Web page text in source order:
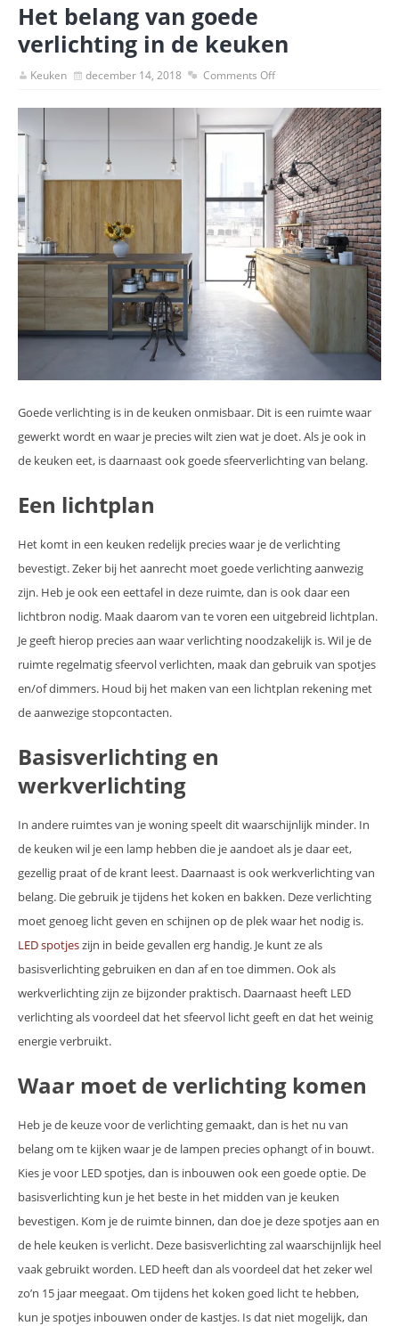
Het belang van goede
verlichting in de keuken
Keuken december 14, 2018 Comments Off
Goede verlichting is in de keuken onmisbaar. Dit is een ruimte waar
gewerkt wordt en waar je precies wilt zien wat je doet. Als je ook in
de keuken eet, is daarnaast ook goede sfeerverlichting van belang.
Een lichtplan
Het komt in een keuken redelijk precies waar je de verlichting
bevestigt. Zeker bij het aanrecht moet goede verlichting aanwezig
zijn. Heb je ook een eettafel in deze ruimte, dan is ook daar een
lichtbron nodig. Maak daarom van te voren een uitgebreid lichtplan.
Je geeft hierop precies aan waar verlichting noodzakelijk is. Wil je de
ruimte regelmatig sfeervol verlichten, maak dan gebruik van spotjes
en/of dimmers. Houd bij het maken van een lichtplan rekening met
de aanwezige stopcontacten.
Basisverlichting en
werkverlichting
In andere ruimtes van je woning speelt dit waarschijnlijk minder. In
de keuken wil je een lamp hebben die je aandoet als je daar eet,
gezellig praat of de krant leest. Daarnaast is ook werkverlichting van
belang. Die gebruik je tijdens het koken en bakken. Deze verlichting
moet genoeg licht geven en schijnen op de plek waar het nodig is.
LED spotjeszijn in beide gevallen erg handig. Je kunt ze als
basisverlichting gebruiken en dan af en toe dimmen. Ook als
werkverlichting zijn ze bijzonder praktisch. Daarnaast heeft LED
verlichting als voordeel dat het sfeervol licht geeft en dat het weinig
energie verbruikt.
Waar moet de verlichting komen
Heb je de keuze voor de verlichting gemaakt, dan is het nu van
belang om te kijken waar je de lampen precies ophangt of in bouwt.
Kies je voor LED spotjes, dan is inbouwen ook een goede optie. De
basisverlichting kun je het beste in het midden van je keuken
bevestigen. Kom je de ruimte binnen, dan doe je deze spotjes aan en
de hele keuken is verlicht. Deze basisverlichting zal waarschijnlijk heel
vaak gebruikt worden. LED heeft dan als voordeel dat het zeker wel
zo’n 15 jaar meegaat. Om tijdens het koken goed licht te hebben,
kun je spotjes inbouwen onder de kastjes. Is dat niet mogelijk, dan